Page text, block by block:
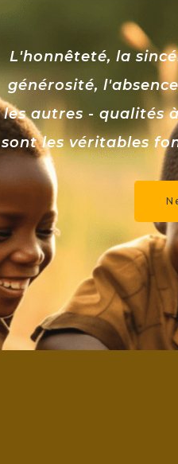
L'honnêteté, la
générosité,
les autres - qualités
sont les véritables